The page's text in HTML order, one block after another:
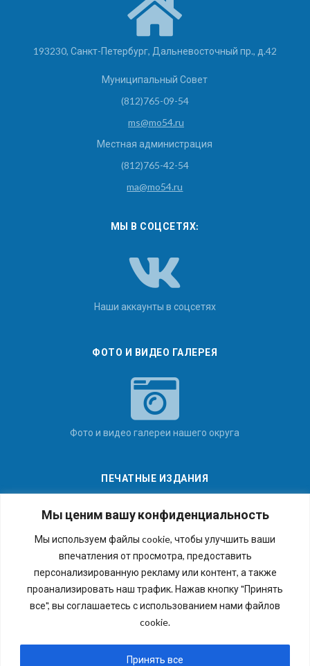
Мы ценим вашу конфиденциальность
Мы используем файлы cookie, чтобы улучшить ваши
впечатления от просмотра, предоставить
персонализированную рекламу или контент, а также
проанализировать наш трафик. Нажав кнопку "Принять
все", вы соглашаетесь с использованием нами файлов
cookie.
Принять все
193230, Санкт-Петербург, Дальневосточный пр., д.42
Муниципальный Совет
(812)765-09-54
ms@mo54.ru
Местная администрация
(812)765-42-54
ma@mo54.ru
МЫ В СОЦСЕТЯХ:
Наши аккаунты в соцсетях
ФОТО И ВИДЕО ГАЛЕРЕЯ
Фото и видео галереи нашего округа
ПЕЧАТНЫЕ ИЗДАНИЯ
Последние номера наших газет
Copyright © 2026 Внутригородское муниципальное
образование города федерального значения Санкт-